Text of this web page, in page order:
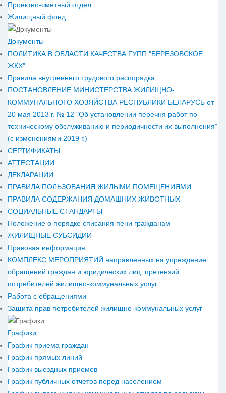
Проектно-сметный отдел
Жилищный фонд
Документы
ПОЛИТИКА В ОБЛАСТИ КАЧЕСТВА ГУПП "БЕРЕЗОВСКОЕ
ЖКХ"
Правила внутреннего трудового распорядка
ПОСТАНОВЛЕНИЕ МИНИСТЕРСТВА ЖИЛИЩНО-
КОММУНАЛЬНОГО ХОЗЯЙСТВА РЕСПУБЛИКИ БЕЛАРУСЬ от
20 мая 2013 г. № 12 "Об установлении перечня работ по
техническому обслуживанию и периодичности их выполнения"
(с изменениями 2019 г.)
СЕРТИФИКАТЫ
АТТЕСТАЦИИ
ДЕКЛАРАЦИИ
ПРАВИЛА ПОЛЬЗОВАНИЯ ЖИЛЫМИ ПОМЕЩЕНИЯМИ
ПРАВИЛА СОДЕРЖАНИЯ ДОМАШНИХ ЖИВОТНЫХ
СОЦИАЛЬНЫЕ СТАНДАРТЫ
Положение о порядке списания пени гражданам
ЖИЛИЩНЫЕ СУБСИДИИ
Правовая информация
КОМПЛЕКС МЕРОПРИЯТИЙ направленных на упреждение
обращений граждан и юридических лиц, претензий
потребителей жилищно-коммунальных услуг
Работа с обращениями
Защита прав потребителей жилищно-коммунальных услуг
Графики
График приема граждан
График прямых линий
График выездных приемов
График публичных отчетов перед населением